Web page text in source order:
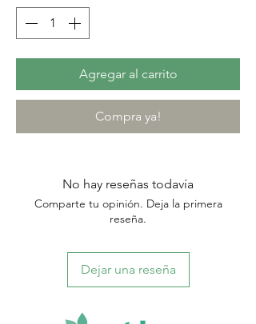
Agregar al carrito
Compra ya!
No hay reseñas todavía
Comparte tu opinión. Deja la primera
reseña.
Dejar una reseña